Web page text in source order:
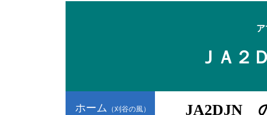
ＪＡ２
ホーム （刈谷の風） JA2DJN